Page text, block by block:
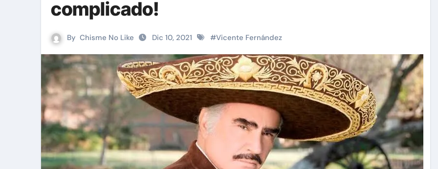
complicado!
By Chisme No Like Dic 10, 2021 #Vicente Fernández